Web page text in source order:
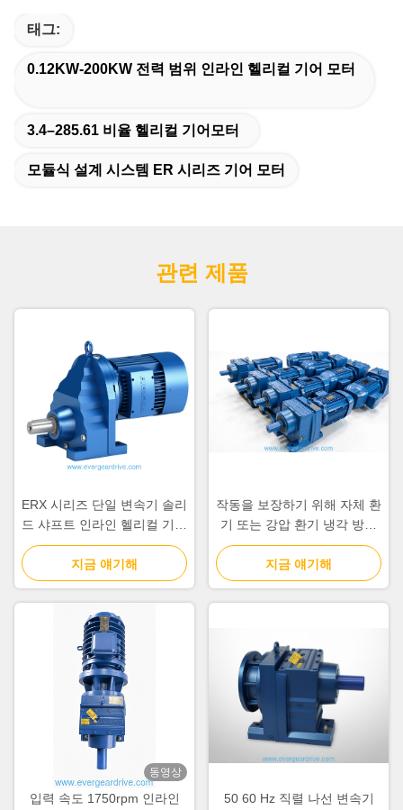
태그:
0.12KW-200KW 전력 범위 인라인 헬리컬 기어 모터
3.4–285.61 비율 헬리컬 기어모터
모듈식 설계 시스템 ER 시리즈 기어 모터
관련 제품
ERX 시리즈 단일 변속기 솔리
드 샤프트 인라인 헬리컬 기어
모터는 자체 환기 또는 강제
환기 냉각 방식을 사용하여 안
정적인 작동을 제공합니다.
지금 얘기해
작동을 보장하기 위해 자체 환
기 또는 강압 환기 냉각 방법
을 사용하여 설계된 솔리드 샤
프트 나선형 인라인 기어 드라
이브
지금 얘기해
동영상
입력 속도 1750rpm 인라인
50 60 Hz 직렬 나선 변속기